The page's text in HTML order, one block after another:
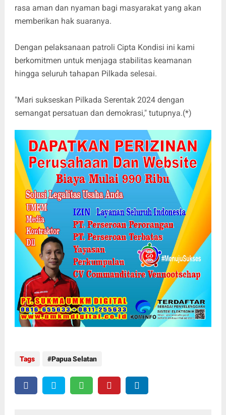
rasa aman dan nyaman bagi masyarakat yang akan
memberikan hak suaranya.
Dengan pelaksanaan patroli Cipta Kondisi ini kami
berkomitmen untuk menjaga stabilitas keamanan
hingga seluruh tahapan Pilkada selesai.
"Mari sukseskan Pilkada Serentak 2024 dengan
semangat persatuan dan demokrasi," tutupnya.(*)
Tags Papua Selatan